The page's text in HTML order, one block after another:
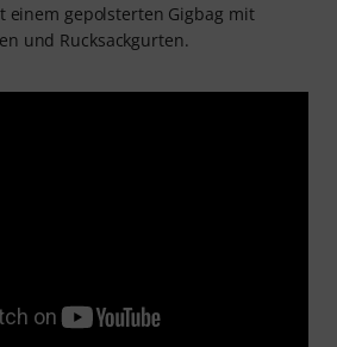
einem gepolsterten Gigbag mit
und Rucksackgurten.